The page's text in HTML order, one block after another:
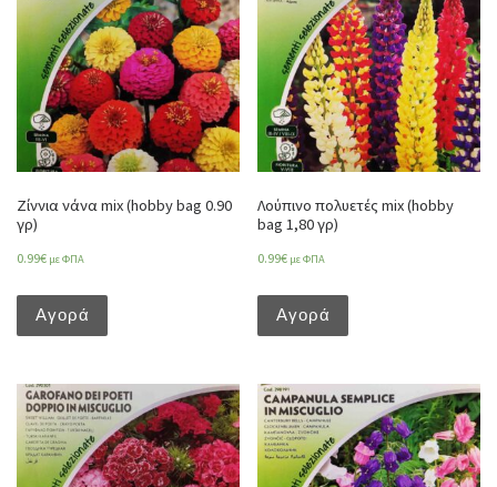
Ζίννια νάνα mix (hobby bag 0.90
γρ)
0.99€ με ΦΠΑ
Αγορά
Λούπινο πολυετές mix (hobby
bag 1,80 γρ)
0.99€ με ΦΠΑ
Αγορά